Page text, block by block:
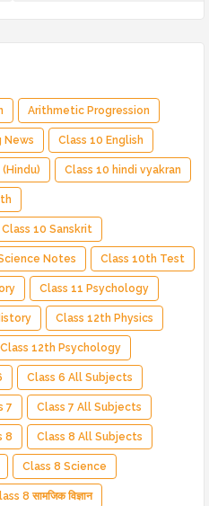
Arithmetic Progression
News Class 10 English
Class 10 hindi vyakran
Class 10 Sanskrit
Notes Class 10th Test
Class 11 Psychology
Class 12th Physics
Class 12th Psychology
Class 6 All Subjects
7 Class 7 All Subjects
8 Class 8 All Subjects
Class 8 Science
8 सामजिक विज्ञान